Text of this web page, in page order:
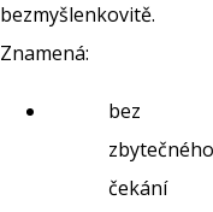
bezmyšlenkovitě.
Znamená:
bez
zbytečného
čekání